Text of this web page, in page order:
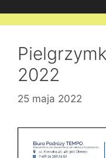
2022
25 maja 2022